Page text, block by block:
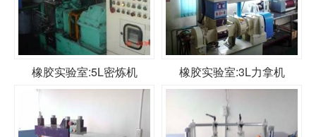
橡胶实验室:5L密炼机 橡胶实验室:3L力拿机